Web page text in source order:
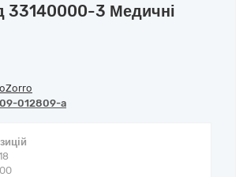
33140000-3 Медичні
012809-a